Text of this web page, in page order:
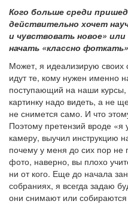
Кого больше среди
действительно хочет
и чувствовать новое»
начать «классно
Может, я идеализирую своих
идут те, кому нужен именно
поступающий на наши курсы,
картинку надо видеть, а не
не снимется само. И что
Поэтому претензий вроде
камеру, выучил инструкцию
почему у меня до сих пор
фото, наверно, вы плохо
ни от кого. Еще до начала
собраниях, я всегда задаю
они снимают или